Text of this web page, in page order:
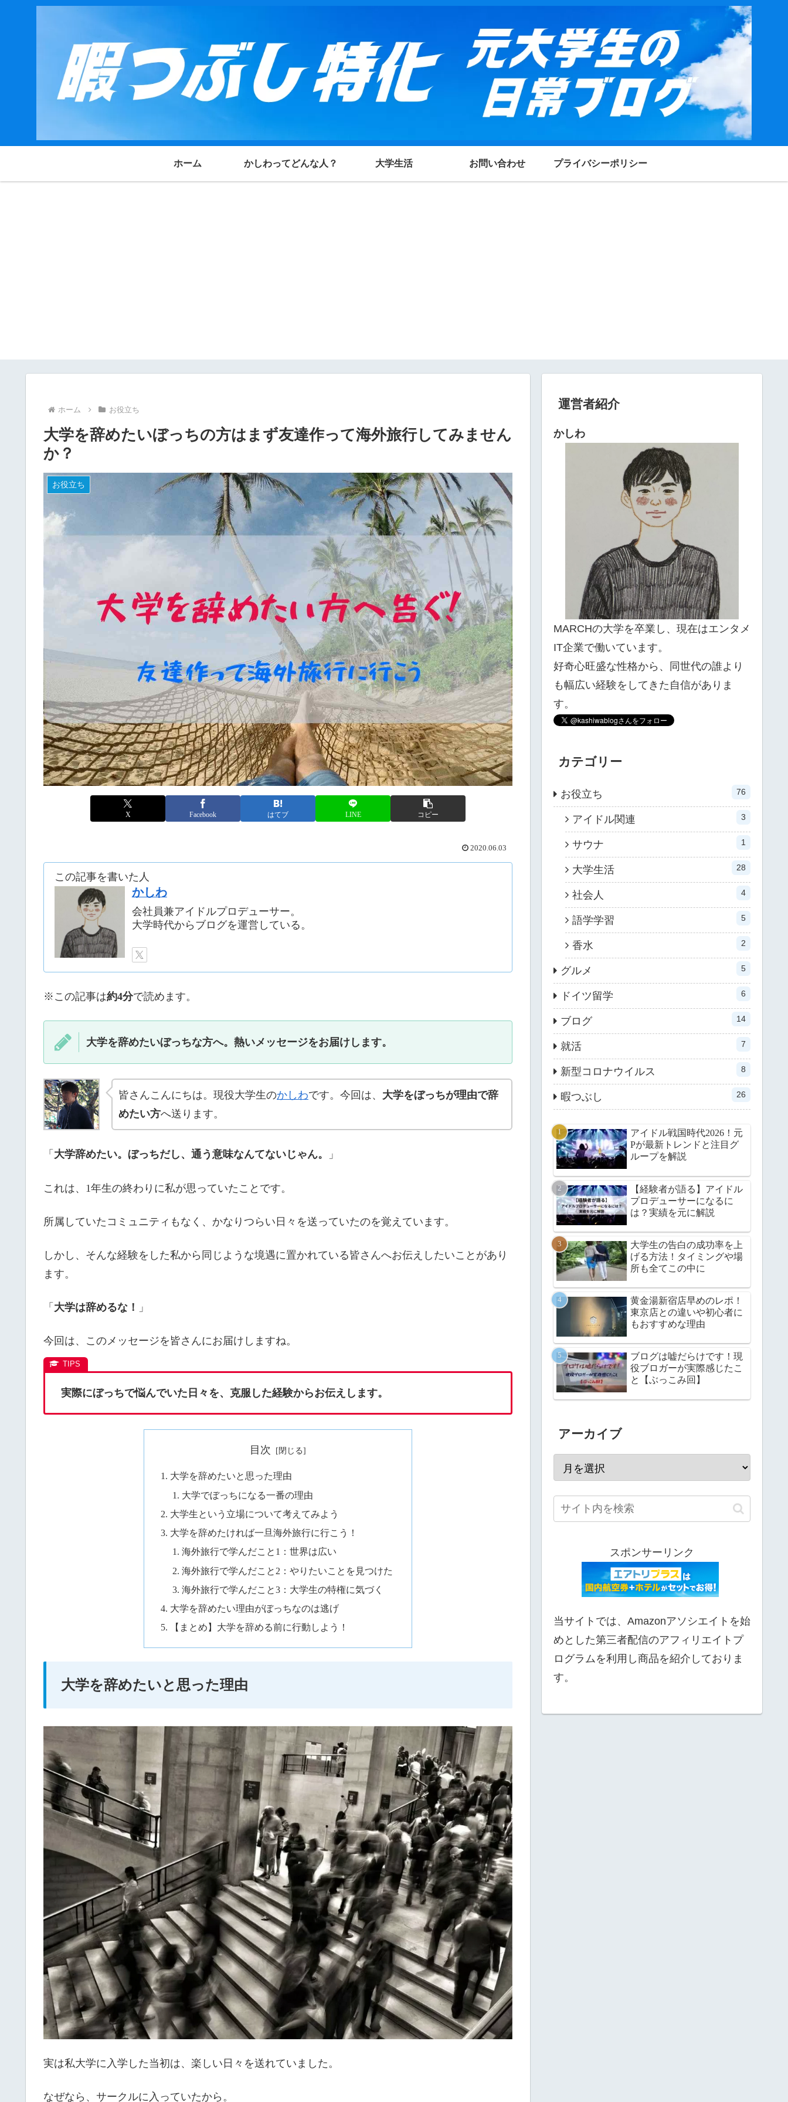
ホーム かしわってどんな人？ 大学生活 お問い合わせ プライバシーポリシー
ホーム お役立ち
大学を辞めたいぼっちの方はまず友達作って海外旅行してみません
か？
お役立ち
X Facebook はてブ LINE コピー
2020.06.03
この記事を書いた人
かしわ
会社員兼アイドルプロデューサー。
大学時代からブログを運営している。
※この記事は約4分で読めます。
大学を辞めたいぼっちな方へ。熱いメッセージをお届けします。
皆さんこんにちは。現役大学生のかしわです。今回は、 大学をぼっちが理由で辞
めたい方へ送ります。
「 大学辞めたい。ぼっちだし、通う意味なんてないじゃん。 」
これは、1年生の終わりに私が思っていたことです。
所属していたコミュニティもなく、かなりつらい日々を送っていたのを覚えています。
しかし、そんな経験をした私から同じような境遇に置かれている皆さんへお伝えしたいことがあり
ます。
「 大学は辞めるな！ 」
今回は、このメッセージを皆さんにお届けしますね。
実際にぼっちで悩んでいた日々を、克服した経験からお伝えします。
目次
大学を辞めたいと思った理由
大学でぼっちになる一番の理由
大学生という立場について考えてみよう
大学を辞めたければ一旦海外旅行に行こう！
海外旅行で学んだこと1：世界は広い
海外旅行で学んだこと2：やりたいことを見つけた
海外旅行で学んだこと3：大学生の特権に気づく
大学を辞めたい理由がぼっちなのは逃げ
【まとめ】大学を辞める前に行動しよう！
大学を辞めたいと思った理由
実は私大学に入学した当初は、楽しい日々を送れていました。
なぜなら、サークルに入っていたから。
運営者紹介
かしわ
MARCHの大学を卒業し、現在はエンタメ
IT企業で働いています。
好奇心旺盛な性格から、同世代の誰より
も幅広い経験をしてきた自信がありま
す。
カテゴリー
お役立ち 76
アイドル関連 3
サウナ 1
大学生活 28
社会人 4
語学学習 5
香水 2
グルメ 5
ドイツ留学 6
ブログ 14
就活 7
新型コロナウイルス 8
暇つぶし 26
アイドル戦国時代2026！元
Pが最新トレンドと注目グ
ループを解説
【経験者が語る】アイドル
プロデューサーになるに
は？実績を元に解説
大学生の告白の成功率を上
げる方法！タイミングや場
所も全てこの中に
黄金湯新宿店早めのレポ！
東京店との違いや初心者に
もおすすめな理由
ブログは嘘だらけです！現
役ブロガーが実際感じたこ
と【ぶっこみ回】
アーカイブ
スポンサーリンク
当サイトでは、Amazonアソシエイトを始
めとした第三者配信のアフィリエイトプ
ログラムを利用し商品を紹介しておりま
す。